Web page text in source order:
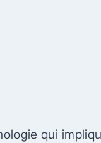
qui